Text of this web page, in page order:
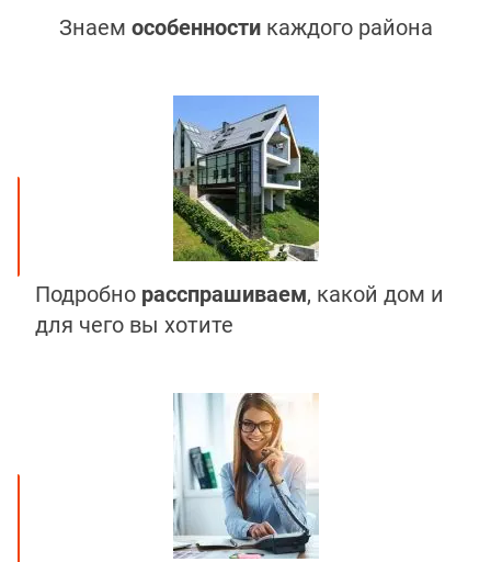
Знаем особенностикаждого района
Подробно расспрашиваем, какой дом и
для чего вы хотите